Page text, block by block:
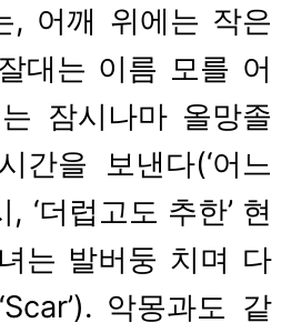
, 어깨 위에는 작은
대는 이름 모를 어
잠시나마 올망졸
을 보낸다(‘어느
‘더럽고도 추한’ 현
는 발버둥 치며 다
악몽과도 같